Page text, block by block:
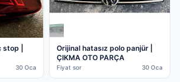
|
30 Oca
Orijinal hatasız polo panjür |
ÇIKMA OTO PARÇA
Fiyat sor 30 Oca